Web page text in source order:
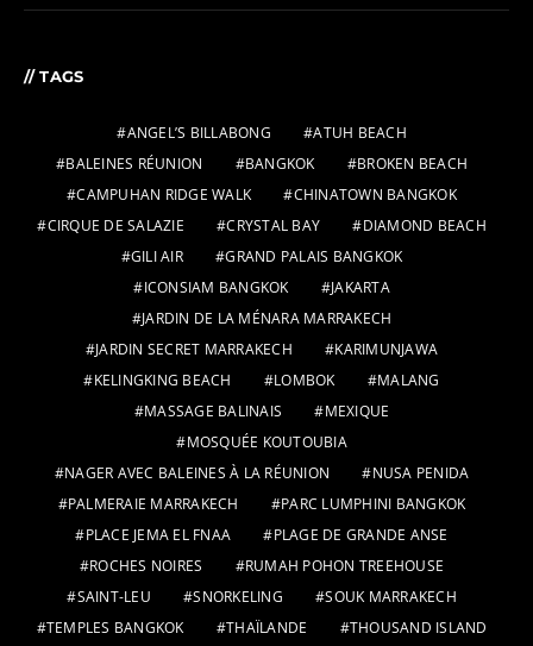
// TAGS
ANGEL’S BILLABONG
ATUH BEACH
BALEINES RÉUNION
BANGKOK
BROKEN BEACH
CAMPUHAN RIDGE WALK
CHINATOWN BANGKOK
CIRQUE DE SALAZIE
CRYSTAL BAY
DIAMOND BEACH
GILI AIR
GRAND PALAIS BANGKOK
ICONSIAM BANGKOK
JAKARTA
JARDIN DE LA MÉNARA MARRAKECH
JARDIN SECRET MARRAKECH
KARIMUNJAWA
KELINGKING BEACH
LOMBOK
MALANG
MASSAGE BALINAIS
MEXIQUE
MOSQUÉE KOUTOUBIA
NAGER AVEC BALEINES À LA RÉUNION
NUSA PENIDA
PALMERAIE MARRAKECH
PARC LUMPHINI BANGKOK
PLACE JEMA EL FNAA
PLAGE DE GRANDE ANSE
ROCHES NOIRES
RUMAH POHON TREEHOUSE
SAINT-LEU
SNORKELING
SOUK MARRAKECH
TEMPLES BANGKOK
THAÏLANDE THOUSAND ISLAND